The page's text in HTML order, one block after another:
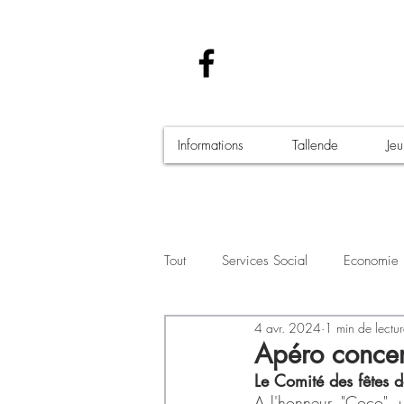
Informations Tallende
Tout Services Social Economie
Santé - Covid-19 Culture
Apéro
4 avr. 2024 1 min de
Le Comité des